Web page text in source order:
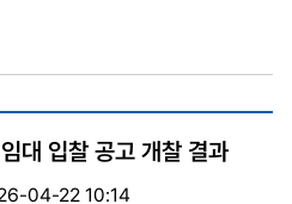
대 입찰 공고 개찰 결과
04-22 10:14